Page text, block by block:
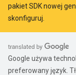
pakiet SDK nowej
skonfiguruj.
Google używa
preferowany język.